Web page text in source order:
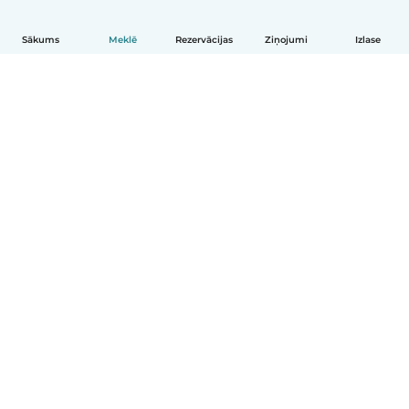
Sākums Meklē Rezervācijas Ziņojumi Izlase